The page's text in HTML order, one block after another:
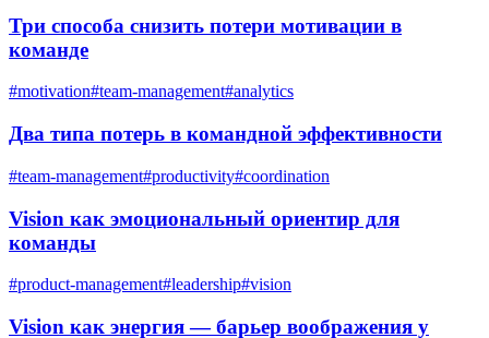
Три способа снизить потери мотивации в
команде
#motivation#team-management#analytics
Два типа потерь в командной эффективности
#team-management#productivity#coordination
Vision как эмоциональный ориентир для
команды
#product-management#leadership#vision
Vision как энергия — барьер воображения у